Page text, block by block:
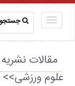
جستجو
مقالات